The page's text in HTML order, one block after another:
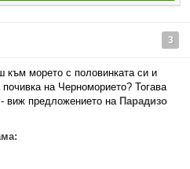
3
морето с половинката си и
на Черноморието? Тогава
виж предложението на Парадизо